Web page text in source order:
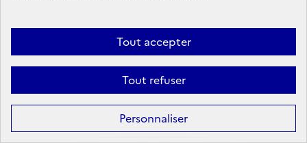
Tout accepter
Tout refuser
Personnaliser
Appel à candidatures / quatre